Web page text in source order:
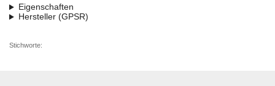
Eigenschaften
Hersteller (GPSR)
Stichworte: